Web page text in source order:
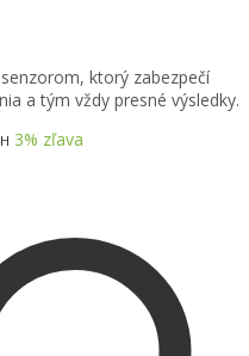
ktorý zabezpečí
a tým vždy presné výsledky.
3% zľava